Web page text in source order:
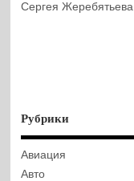
Сергея Жеребятьева
Рубрики
Авиация
Авто